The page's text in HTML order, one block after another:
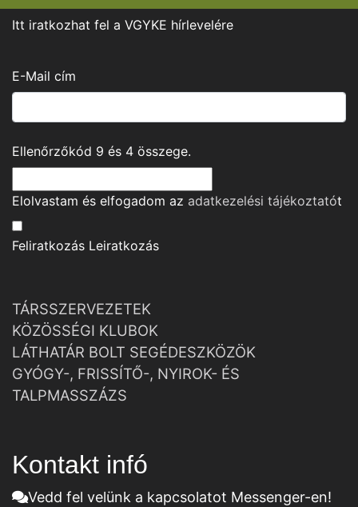
Itt iratkozhat fel a VGYKE hírlevelére
E-Mail cím
Ellenőrzőkód 9 és 4 összege.
Elolvastam és elfogadom az adatkezelési tájékoztatót
Feliratkozás Leiratkozás
TÁRSSZERVEZETEK
KÖZÖSSÉGI KLUBOK
LÁTHATÁR BOLT SEGÉDESZKÖZÖK
GYÓGY-, FRISSÍTŐ-, NYIROK- ÉS
TALPMASSZÁZS
Kontakt infó
Vedd fel velünk a kapcsolatot Messenger-en!